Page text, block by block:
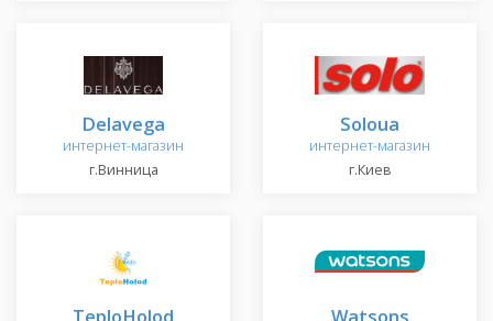
Delavega
интернет-магазин
г.Винница
Soloua
интернет-магазин
г.Киев